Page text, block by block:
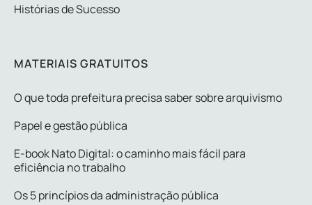
Histórias de Sucesso
MATERIAIS GRATUITOS
O que toda prefeitura precisa saber sobre arquivismo
Papel e gestão pública
E-book Nato Digital: o caminho mais fácil para
eficiência no trabalho
Os 5 princípios da administração pública